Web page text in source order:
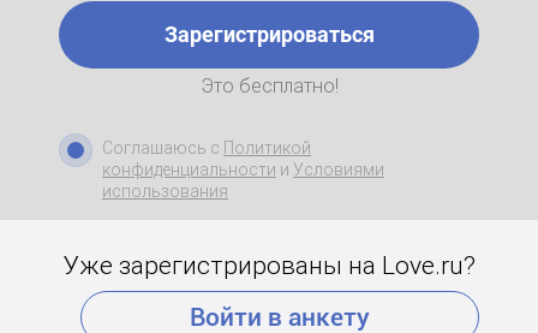
Зарегистрироваться
Это бесплатно!
Соглашаюсь с Политикой
конфиденциальности и Условиями
использования
Уже зарегистрированы на Love.ru?
Войти в анкету